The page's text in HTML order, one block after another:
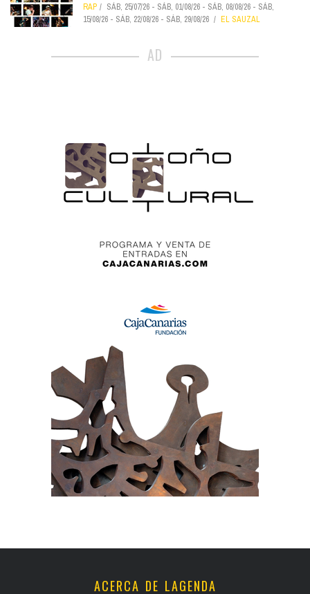
RAP SÁB, 25/07/26 - SÁB, 01/08/26 - SÁB, 08/08/26 - SÁB,
15/08/26 - SÁB, 22/08/26 - SÁB, 29/08/26 EL SAUZAL
AD
ACERCA DE LAGENDA